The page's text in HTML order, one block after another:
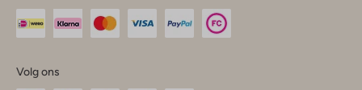
Volg ons